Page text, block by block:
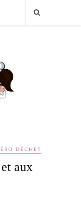
DÉCHET
aux